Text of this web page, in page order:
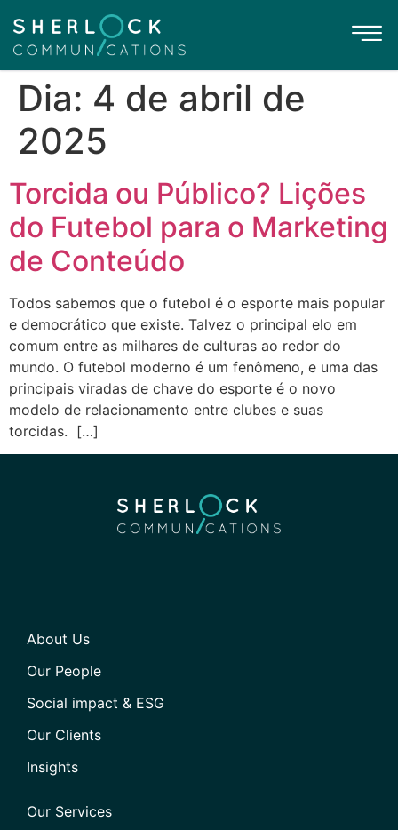
Dia: 4 de abril de
2025
Torcida ou Público? Lições
do Futebol para o Marketing
de Conteúdo
Todos sabemos que o futebol é o esporte mais popular
e democrático que existe. Talvez o principal elo em
comum entre as milhares de culturas ao redor do
mundo. O futebol moderno é um fenômeno, e uma das
principais viradas de chave do esporte é o novo
modelo de relacionamento entre clubes e suas
torcidas. […]
About Us
Our People
Social impact & ESG
Our Clients
Insights
Our Services